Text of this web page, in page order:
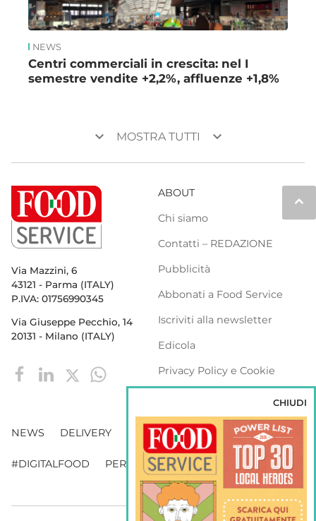
NEWS
Centri commerciali in crescita: nel I
semestre vendite +2,2%, affluenze +1,8%
keyboard_arrow_down MOSTRA TUTTI keyboard_arrow_down
keyboard_arrow_up
Via Mazzini, 6
43121 - Parma (ITALY)
P.IVA: 01756990345
Via Giuseppe Pecchio, 14
20131 - Milano (ITALY)
ABOUT
Chi siamo
Contatti – REDAZIONE
Pubblicità
Abbonati a Food Service
Iscriviti alla newsletter
Edicola
Privacy Policy e Cookie
NEWS DELIVERY DISTRIBUZIONE
#DIGITALFOOD PERSONE WEBINAR VENDING
CHIUDI